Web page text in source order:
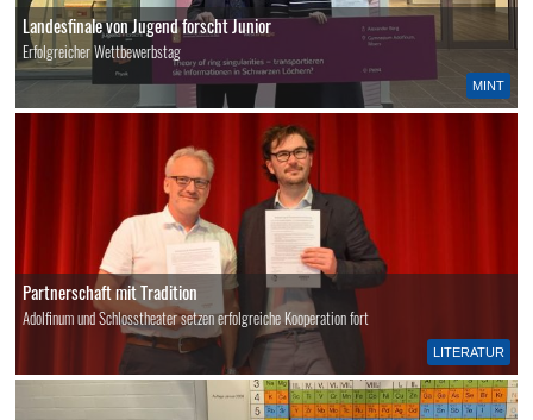
MINT
Landesfinale von Jugend forscht Junior
Erfolgreicher Wettbewerbstag
LITERATUR
Partnerschaft mit Tradition
Adolfinum und Schlosstheater setzen erfolgreiche Kooperation fort